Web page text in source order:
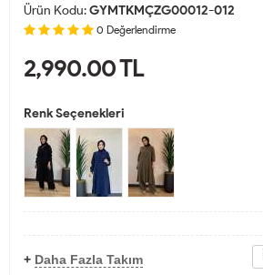
Ürün Kodu:GYMTKMÇZG00012-012
0 Değerlendirme
2,990.00TL
Renk Seçenekleri
+ Daha Fazla Takım